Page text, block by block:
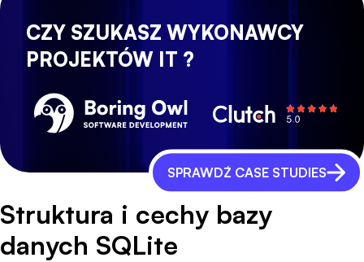
CZY SZUKASZ WYKONAWCY
PROJEKTÓW IT ?
SPRAWDŹ CASE STUDIES
Struktura i cechy bazy
danych SQLite